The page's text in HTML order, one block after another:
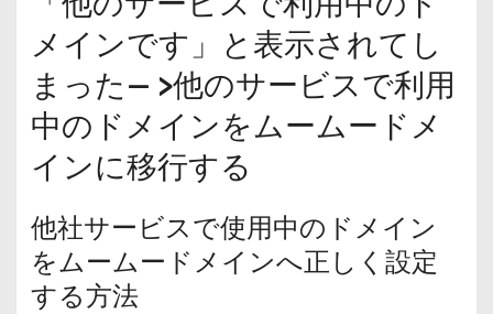
メインです」と表示されてし
まった— >他のサービスで利用
中のドメインをムームードメ
インに移行する
他社サービスで使用中のドメイン
をムームードメインへ正しく設定
する方法